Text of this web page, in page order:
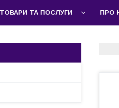
ТОВАРИ ТА ПОСЛУГИ ПРО